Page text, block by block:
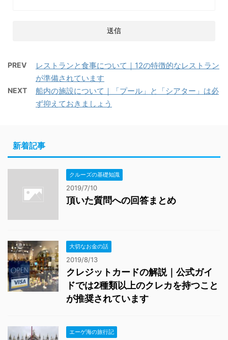
PREV
レストランと食事について｜12の特徴的なレストラン
が準備されています
NEXT
船内の施設について｜「プール」と「シアター」は必
ず抑えておきましょう
新着記事
クルーズの基礎知識
2019/7/10
頂いた質問への回答まとめ
大切なお金の話
2019/8/13
クレジットカードの解説｜公式ガイ
ドでは2種類以上のクレカを持つこと
が推奨されています
エーゲ海の旅行記